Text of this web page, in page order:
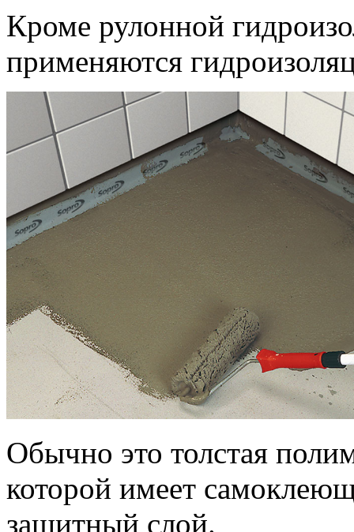
Кроме рулонной
применяются
Обычно это толстая
которой имеет
защитный слой.